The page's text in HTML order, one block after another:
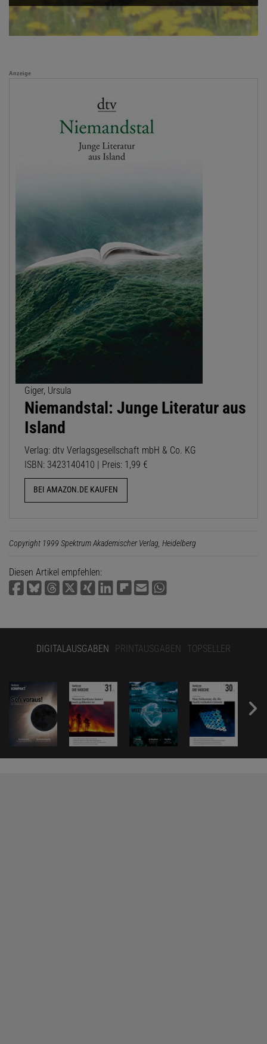
Anzeige
Giger, Ursula
Niemandstal: Junge Literatur aus
Island
Verlag: dtv Verlagsgesellschaft mbH & Co. KG
ISBN: 3423140410 | Preis: 1,99 €
BEI AMAZON.DE KAUFEN
Copyright 1999 Spektrum Akademischer Verlag, Heidelberg
Diesen Artikel empfehlen:
DIGITALAUSGABEN PRINTAUSGABEN TOPSELLER